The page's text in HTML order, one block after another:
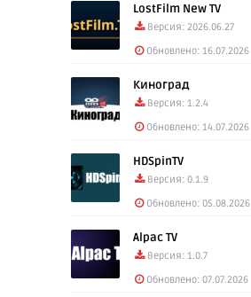
LostFilm New TV
Версия: 2026.06.27
Обновлено: 16.07.2026
Киноград
Версия: 1.2.4
Обновлено: 14.07.2026
HDSpinTV
Версия: 0.1.9
Обновлено: 05.08.2026
Alpac TV
Версия: 1.0.7
Обновлено: 07.07.2026